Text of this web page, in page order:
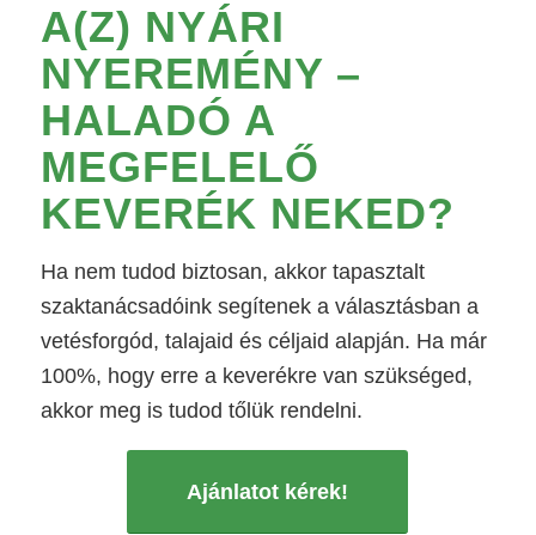
A(Z) NYÁRI
NYEREMÉNY –
HALADÓ A
MEGFELELŐ
KEVERÉK NEKED?
Ha nem tudod biztosan, akkor tapasztalt
szaktanácsadóink segítenek a választásban a
vetésforgód, talajaid és céljaid alapján. Ha már
100%, hogy erre a keverékre van szükséged,
akkor meg is tudod tőlük rendelni.
Ajánlatot kérek!